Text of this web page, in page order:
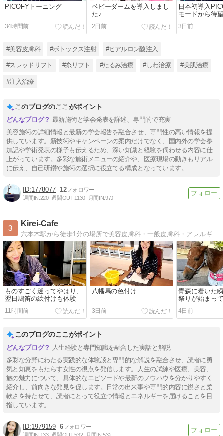
PICOFYトーニング
34時間前
ベビーダームを導入しまし
た♪
2日前
日本初導入
モードから待
ザーです♪
3日前
#美容皮膚科 #ボトックス注射 #ヒアルロン酸注入
#スレッドリフト #糸リフト #たるみ治療 #しわ治療 #美肌治療
#注入治療
このブログのここがポイント
最新施術と学会発表を詳述、専門的で充実
美容施術の詳細情報と最新の学会報告を融合させ、専門性の高い情報を提
供しています。新技術やキャンペーンの案内だけでなく、国内外の学会参
加記や学術発表の様子も伝えるため、深い知識と経験を伺わせる内容に仕
上がっています。多彩な施術メニューの紹介や、医療現場の動きもリアル
に伝え、自己研鑽や施術の選択に役立てる構成となっています。
1778077 12
週間IN:220 週間OUT:1130 月間IN:970
3
Kirei-Cafe
六本木駅から徒歩1分の場所で美容皮膚科・一般皮膚科・アレルギー科・保険診療してます。ニキビ痕の治療に力を入れてます。
ものすごく迷ってやはり、
翌日鳩笛の絵付けも体験
11時間前
八幡馬の色付け
3日前
青森に着いた
祭りが始まっ
4日前
このブログのここがポイント
人生経験と専門知識を融合した実話と解説
多彩な分野にわたる実践的な体験談と専門的な解説を融合させ、読者に勇
気と知恵をもたらす女性の視点を発信します。人生の試練や医療、美容、
旅の魅力について、具体的なエピソードや最新のノウハウを分かりやすく
紹介し、前向きな発見を促します。日常の出来事や専門的内容に鋭さと柔
軟さを持たせて、読者にとって役立つ情報とエネルギーを届けることを目
指しています。
1979159 6
週間IN:133 週間OUT:532 月間IN:532